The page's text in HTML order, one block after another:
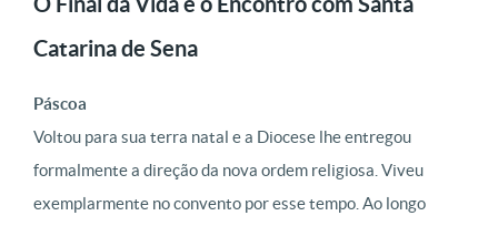
Catarina de Sena
Páscoa
Voltou para sua terra natal e a Diocese lhe entregou
formalmente a direção da nova ordem religiosa. Viveu
exemplarmente no convento por esse tempo. Ao longo